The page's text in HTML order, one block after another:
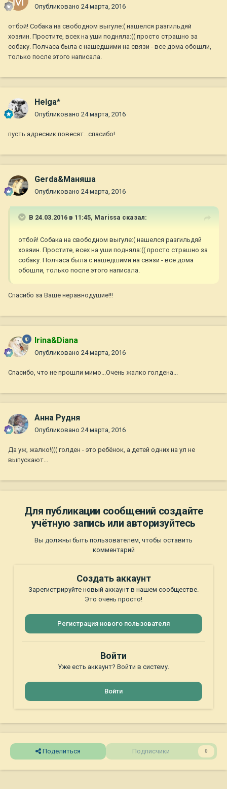
Опубликовано 24 марта, 2016
отбой! Собака на свободном выгуле:( нашелся разгильдяй
хозяин. Простите, всех на уши подняла:(( просто страшно за
собаку. Полчаса была с нашедшими на связи - все дома обошли,
только после этого написала.
Helga*
Опубликовано 24 марта, 2016
пусть адресник повесят...спасибо!
Gerda&Маняша
Опубликовано 24 марта, 2016
В 24.03.2016 в 11:45, Marissa сказал:
отбой! Собака на свободном выгуле:( нашелся разгильдяй
хозяин. Простите, всех на уши подняла:(( просто страшно за
собаку. Полчаса была с нашедшими на связи - все дома
обошли, только после этого написала.
Спасибо за Ваше неравнодушие!!!
Irina&Diana
Опубликовано 24 марта, 2016
Спасибо, что не прошли мимо...Очень жалко голдена...
Анна Рудня
Опубликовано 24 марта, 2016
Да уж, жалко!((( голден - это ребёнок, а детей одних на ул не
выпускают...
Для публикации сообщений создайте
учётную запись или авторизуйтесь
Вы должны быть пользователем, чтобы оставить
комментарий
Создать аккаунт
Зарегистрируйте новый аккаунт в нашем сообществе.
Это очень просто!
Регистрация нового пользователя
Войти
Уже есть аккаунт? Войти в систему.
Войти
Поделиться Подписчики 0